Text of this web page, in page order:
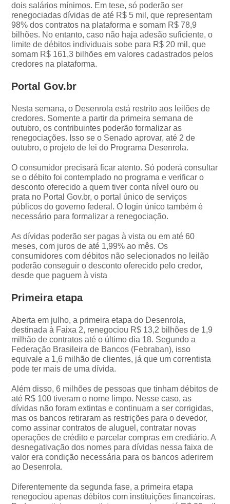
dois salários mínimos. Em tese, só poderão ser
renegociadas dívidas de até R$ 5 mil, que representam
98% dos contratos na plataforma e somam R$ 78,9
bilhões. No entanto, caso não haja adesão suficiente, o
limite de débitos individuais sobe para R$ 20 mil, que
somam R$ 161,3 bilhões em valores cadastrados pelos
credores na plataforma.
Portal Gov.br
Nesta semana, o Desenrola está restrito aos leilões de
credores. Somente a partir da primeira semana de
outubro, os contribuintes poderão formalizar as
renegociações. Isso se o Senado aprovar, até 2 de
outubro, o projeto de lei do Programa Desenrola.
O consumidor precisará ficar atento. Só poderá consultar
se o débito foi contemplado no programa e verificar o
desconto oferecido a quem tiver conta nível ouro ou
prata no Portal Gov.br, o portal único de serviços
públicos do governo federal. O login único também é
necessário para formalizar a renegociação.
As dívidas poderão ser pagas à vista ou em até 60
meses, com juros de até 1,99% ao mês. Os
consumidores com débitos não selecionados no leilão
poderão conseguir o desconto oferecido pelo credor,
desde que paguem à vista
Primeira etapa
Aberta em julho, a primeira etapa do Desenrola,
destinada à Faixa 2, renegociou R$ 13,2 bilhões de 1,9
milhão de contratos até o último dia 18. Segundo a
Federação Brasileira de Bancos (Febraban), isso
equivale a 1,6 milhão de clientes, já que um correntista
pode ter mais de uma dívida.
Além disso, 6 milhões de pessoas que tinham débitos de
até R$ 100 tiveram o nome limpo. Nesse caso, as
dívidas não foram extintas e continuam a ser corrigidas,
mas os bancos retiraram as restrições para o devedor,
como assinar contratos de aluguel, contratar novas
operações de crédito e parcelar compras em crediário. A
desnegativação dos nomes para dívidas nessa faixa de
valor era condição necessária para os bancos aderirem
ao Desenrola.
Diferentemente da segunda fase, a primeira etapa
renegociou apenas débitos com instituições financeiras.